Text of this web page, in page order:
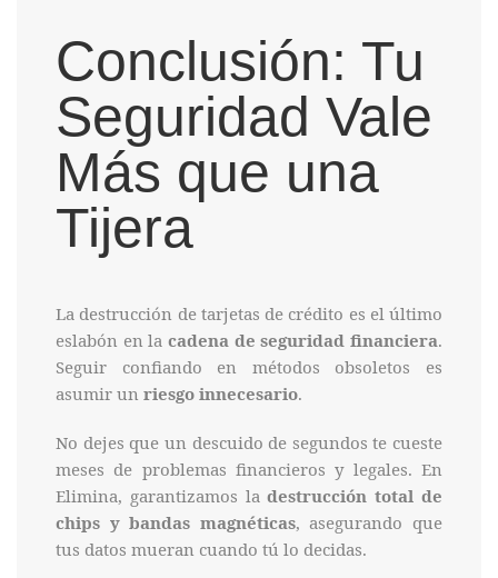
Conclusión: Tu
Seguridad Vale
Más que una
Tijera
La destrucción de tarjetas de crédito es el último
eslabón en la cadena de seguridad financiera.
Seguir confiando en métodos obsoletos es
asumir un riesgo innecesario.
No dejes que un descuido de segundos te cueste
meses de problemas financieros y legales. En
Elimina, garantizamos ladestrucción total de
chips y bandas magnéticas, asegurando que
tus datos mueran cuando tú lo decidas.